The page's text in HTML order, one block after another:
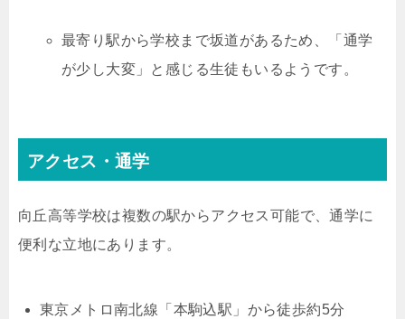
最寄り駅から学校まで坂道があるため、「通学
が少し大変」と感じる生徒もいるようです。
アクセス・通学
向丘高等学校は複数の駅からアクセス可能で、通学に
便利な立地にあります。
東京メトロ南北線「本駒込駅」から徒歩約5分